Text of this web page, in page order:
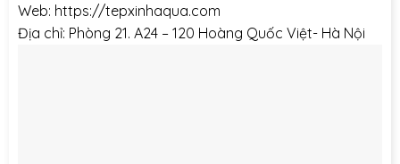
Web: https://tepxinhaqua.com
Địa chỉ: Phòng 21. A24 – 120 Hoàng Quốc Việt- Hà Nội